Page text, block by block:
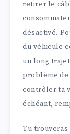
retirer le
désactivé.
du véhicule
un long
problème
contrôler ta
échéant,
Tu trouveras